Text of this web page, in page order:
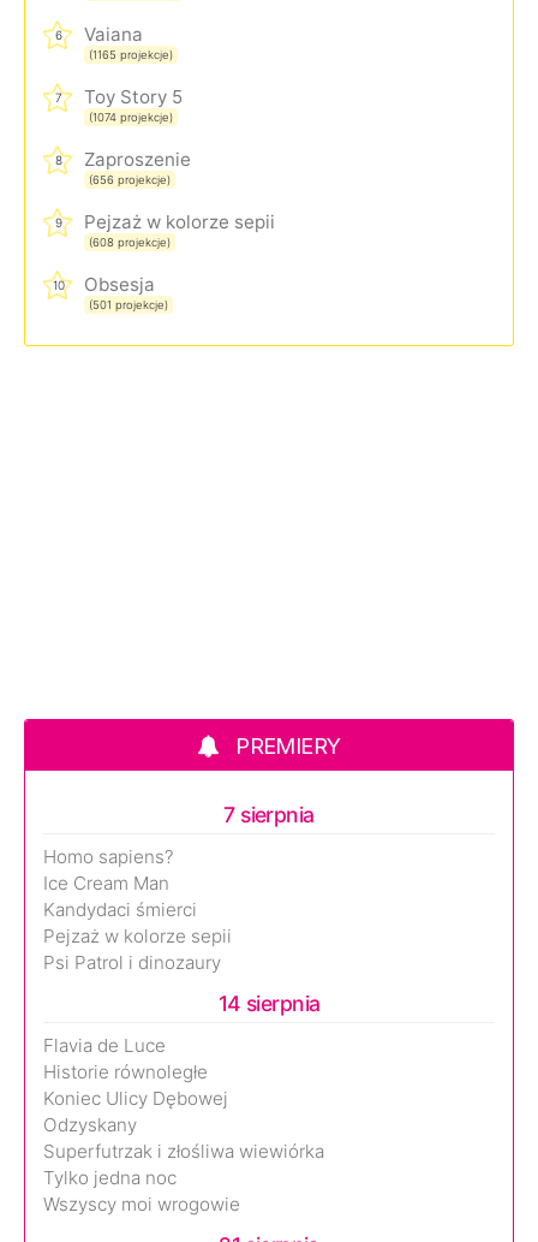
6 Vaiana
(1165 projekcje)
7 Toy Story 5
(1074 projekcje)
8 Zaproszenie
(656 projekcje)
9 Pejzaż w kolorze sepii
(608 projekcje)
10 Obsesja
(501 projekcje)
PREMIERY
7 sierpnia
Homo sapiens?
Ice Cream Man
Kandydaci śmierci
Pejzaż w kolorze sepii
Psi Patrol i dinozaury
14 sierpnia
Flavia de Luce
Historie równoległe
Koniec Ulicy Dębowej
Odzyskany
Superfutrzak i złośliwa wiewiórka
Tylko jedna noc
Wszyscy moi wrogowie